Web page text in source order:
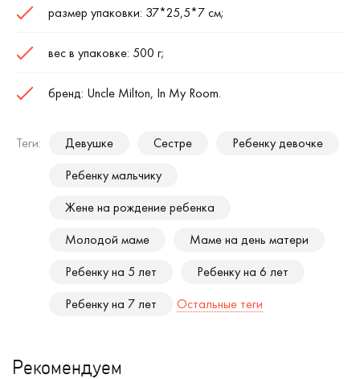
размер упаковки: 37*25,5*7 см;
вес в упаковке: 500 г;
бренд: Uncle Milton, In My Room.
Теги: Девушке Сестре
Ребенку девочке
Ребенку мальчику
Жене на рождение ребенка
Молодой маме
Маме на день матери
Ребенку на 5 лет
Ребенку на 6 лет
Ребенку на 7 лет
Остальные теги
Рекомендуем